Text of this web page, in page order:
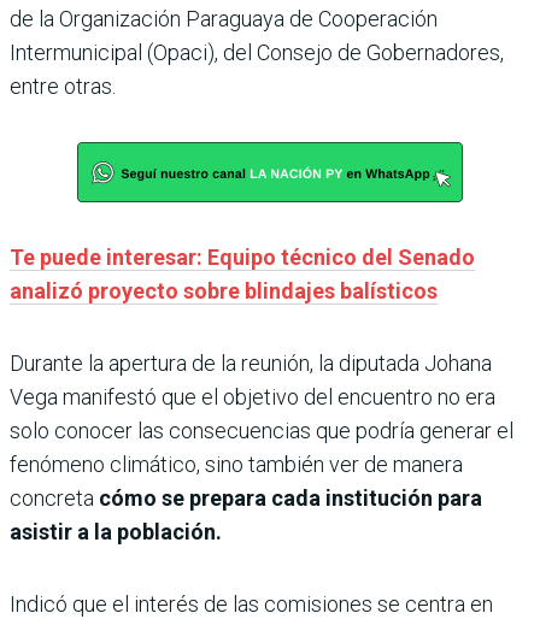
de la Organización Paraguaya de Cooperación
Intermunicipal (Opaci), del Consejo de Gobernadores,
entre otras.
Te puede interesar: Equipo técnico del Senado
analizó proyecto sobre blindajes balísticos
Durante la apertura de la reunión, la diputada Johana
Vega manifestó que el objetivo del encuentro no era
solo conocer las consecuencias que podría generar el
fenómeno climático, sino también ver de manera
concreta cómo se prepara cada institución para
asistir a la población.
Indicó que el interés de las comisiones se centra en